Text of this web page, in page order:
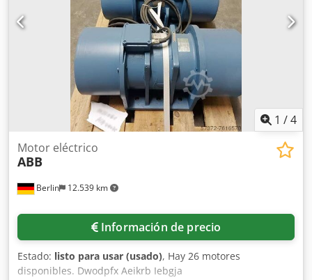
1 /4
Berlin 12.539 km
Motor eléctrico
ABB
Información de precio
Estado: listo para usar (usado), Hay 26 motores
disponibles. Dwodpfx Aeikrb Iebgja